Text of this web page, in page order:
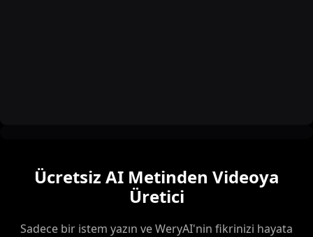
Ücretsiz AI Metinden Videoya
Üretici
Sadece bir istem yazın ve WeryAI'nin fikrinizi hayata